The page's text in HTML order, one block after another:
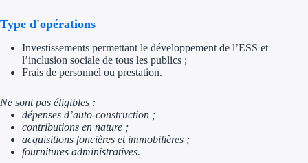
Solutions MAPi
Type d'opérations
Investissements permettant le développement de l’ESS et
l’inclusion sociale de tous les publics ;
Frais de personnel ou prestation.
Ne sont pas éligibles :
dépenses d’auto-construction ;
contributions en nature ;
acquisitions foncières et immobilières ;
fournitures administratives.